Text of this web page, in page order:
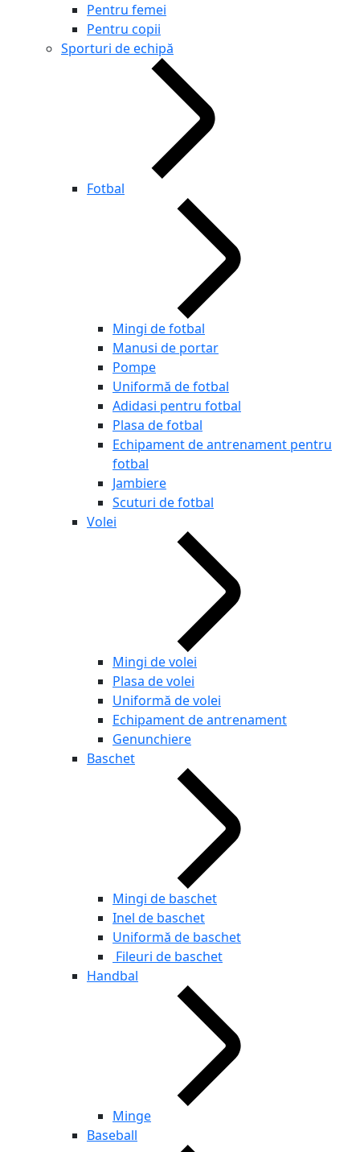
Pentru femei
Pentru copii
Sporturi de echipă
Fotbal
Mingi de fotbal
Manusi de portar
Pompe
Uniformă de fotbal
Adidasi pentru fotbal
Plasa de fotbal
Echipament de antrenament pentru
fotbal
Jambiere
Scuturi de fotbal
Volei
Mingi de volei
Plasa de volei
Uniformă de volei
Echipament de antrenament
Genunchiere
Baschet
Mingi de baschet
Inel de baschet
Uniformă de baschet
Fileuri de baschet
Handbal
Minge
Baseball